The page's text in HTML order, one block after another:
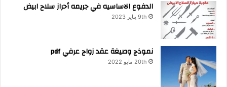
الدفوع الاساسيه في جريمه أحراز سلاح ابيض
9th يناير 2023
نموذج وصيغة عقد زواج عرفي pdf
20th مايو 2022